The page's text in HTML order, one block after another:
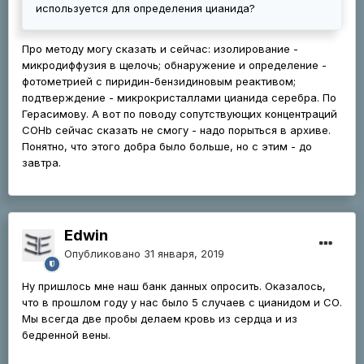
используется для определения цианида?
Про методу могу сказать и сейчас: изолирование -
микродиффузия в щелочь; обнаружение и определение -
фотометрией с пиридин-бензидиновым реактивом;
подтверждение - микрокристаллами цианида серебра. По
Герасимову. А вот по поводу сопутствующих концентраций
СОHb сейчас сказать не смогу - надо порыться в архиве.
Понятно, что этого добра было больше, но с этим - до
завтра.
Edwin
Опубликовано 31 января, 2019
Ну пришлось мне наш банк данных опросить. Оказалось,
что в прошлом году у нас было 5 случаев с цианидом и СО.
Мы всегда две пробы делаем кровь из сердца и из
бедренной вены.